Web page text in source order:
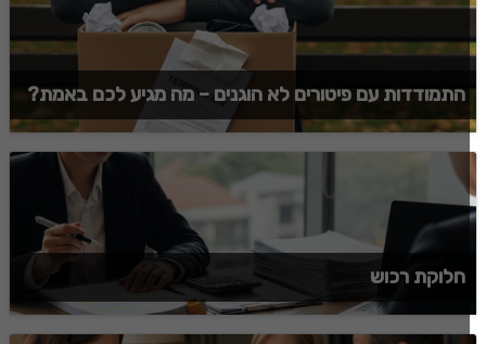
התמודדות עם פיטורים לא הוגנים – מה מגיע לכם באמת?
חלוקת רכוש